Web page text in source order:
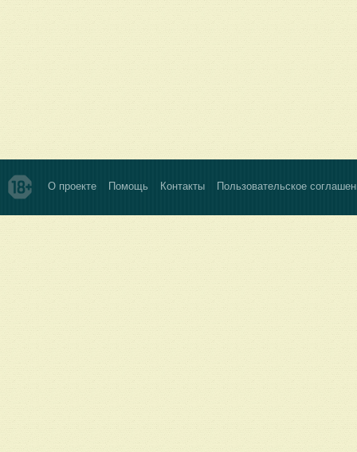
О проекте Помощь Контакты Пользовательское